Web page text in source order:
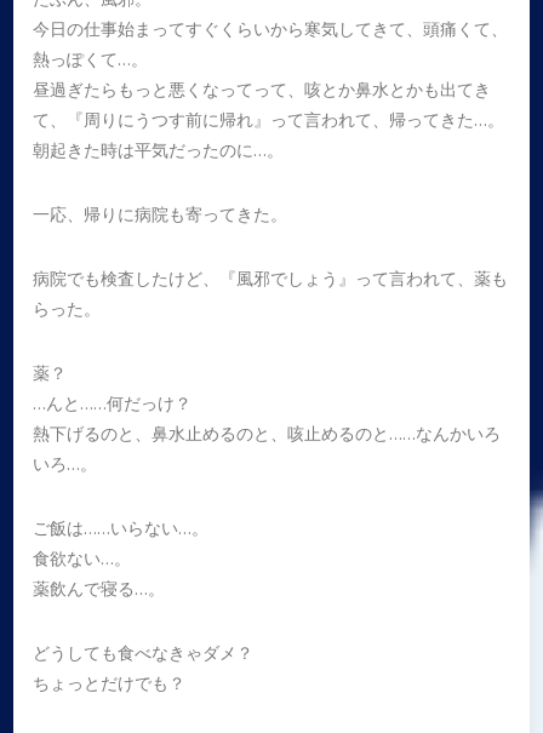
今日の仕事始まってすぐくらいから寒気してきて、頭痛くて、
熱っぽくて…。
昼過ぎたらもっと悪くなってって、咳とか鼻水とかも出てき
て、『周りにうつす前に帰れ』って言われて、帰ってきた…。
朝起きた時は平気だったのに…。
一応、帰りに病院も寄ってきた。
病院でも検査したけど、『風邪でしょう』って言われて、薬も
らった。
薬？
…んと……何だっけ？
熱下げるのと、鼻水止めるのと、咳止めるのと……なんかいろ
いろ…。
ご飯は……いらない…。
食欲ない…。
薬飲んで寝る…。
どうしても食べなきゃダメ？
ちょっとだけでも？